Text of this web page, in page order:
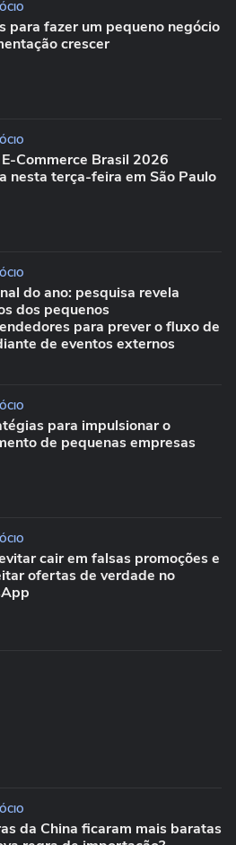
para fazer um pequeno negócio
crescer
Commerce Brasil 2026
nesta terça-feira em São Paulo
do ano: pesquisa revela
dos pequenos
para prever o fluxo de
de eventos externos
para impulsionar o
de pequenas empresas
cair em falsas promoções e
ofertas de verdade no
da China ficaram mais baratas